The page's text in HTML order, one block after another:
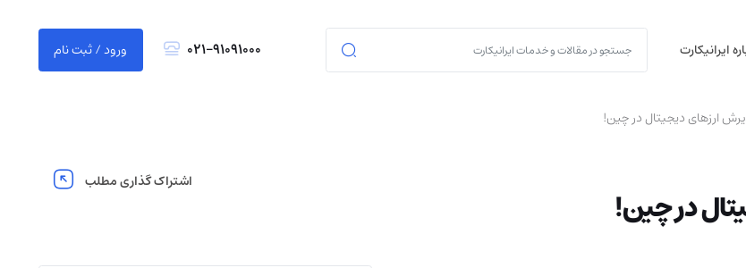
ایرانیکارت 021-91091000 ورود / ثبت نام
ارزهای دیجیتال در چین!
در چین!
اشتراک گذاری مطلب